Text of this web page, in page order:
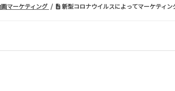
マーケティング 新型コロナウイルスによってマーケティ